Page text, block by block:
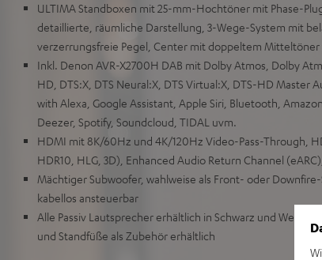
ULTIMA Standboxen mit 25-mm-Hochtöner mit Phase-
detaillierte, räumliche Darstellung, 3-Wege-System mit
verzerrungsfreie Pegel, Center mit doppeltem
Inkl. Denon AVR-X2700H DAB mit Dolby Atmos, Dolby
HD, DTS:X, DTS Neural:X, DTS Virtual:X, DTS-HD Master
with Alexa, Google Assistant, Apple Siri, Bluetooth,
Deezer, Spotify, Soundcloud, TIDAL uvm.
HDMI mit 8K/60Hz und 4K/120Hz Video-Pass-Through,
HDR10, HLG, 3D), Enhanced Audio Return Channel
Mächtiger Subwoofer, wahlweise als Front- oder
kabellos ansteuerbar
Alle Passiv Lautsprecher erhältlich in Schwarz und Weiß,
und Standfüße als Zubehör erhältlich